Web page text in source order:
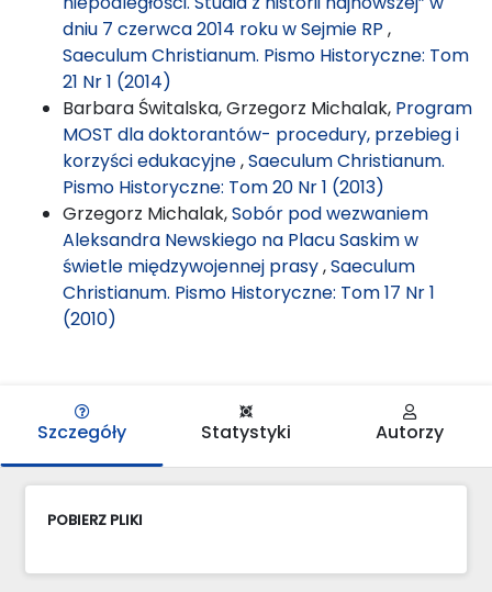
dniu 7 czerwca 2014 roku w Sejmie RP ,
Saeculum Christianum. Pismo Historyczne: Tom
21 Nr 1 (2014)
Barbara Świtalska, Grzegorz Michalak, Program
MOST dla doktorantów- procedury, przebieg i
korzyści edukacyjne,Saeculum Christianum.
Pismo Historyczne: Tom 20 Nr 1 (2013)
Grzegorz Michalak,Sobór pod wezwaniem
Aleksandra Newskiego na Placu Saskim w
świetle międzywojennej prasy,Saeculum
Christianum. Pismo Historyczne: Tom 17 Nr 1
(2010)
Szczegóły Statystyki Autorzy
POBIERZ PLIKI